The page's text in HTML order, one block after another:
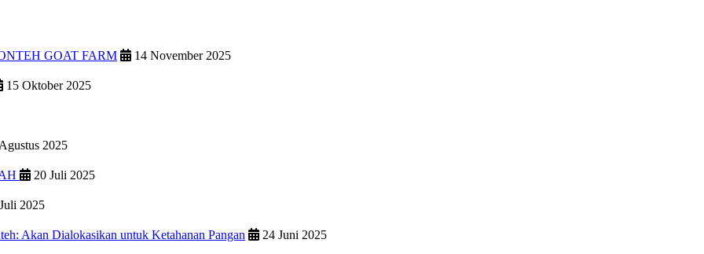
GOAT FARM 14 November 2025
15 Oktober 2025
2025
20 Juli 2025
2025
Akan Dialokasikan untuk Ketahanan Pangan 24 Juni 2025